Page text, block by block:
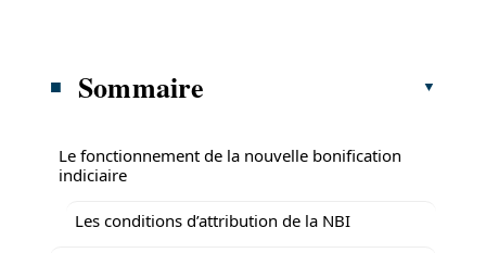
Sommaire
Le fonctionnement de la nouvelle bonification
indiciaire
Les conditions d’attribution de la NBI